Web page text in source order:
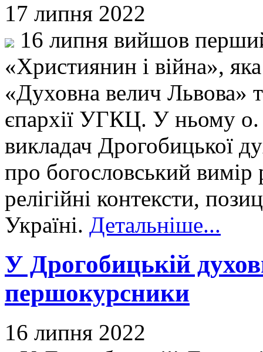
17 липня 2022
16 липня вийшов
«Християнин і війна»,
«Духовна велич Львова»
єпархії УГКЦ. У ньому о.
викладач Дрогобицької
про богословський вимір
релігійні контексти,
Україні. Детальніше...
У Дрогобицькій
першокурсники
16 липня 2022